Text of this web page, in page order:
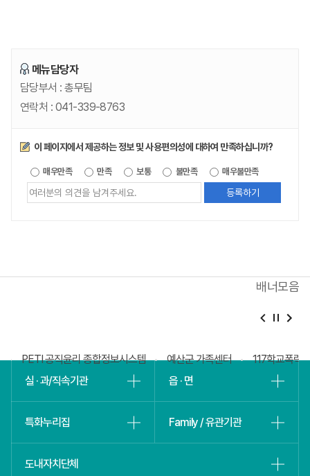
메뉴담당자
담당부서 :총무팀
연락처 : 041-339-8763
만족도조사
이 페이지에서 제공하는 정보 및 사용편의성에 대하여 만족하십니까?
매우만족 만족 보통 불만족 매우불만족
정보에
배너모음
PETI 공직윤리 종합정보시스템 예산군 가족센터
117학교폭력
실 · 과/직속기관
읍 · 면
특화누리집 Family / 유관기관
도내자치단체